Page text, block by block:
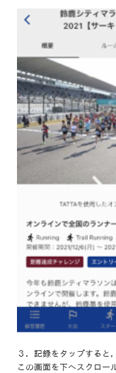
３．記録をタップすると
この画面を下へスクロー